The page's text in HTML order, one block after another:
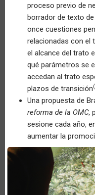
proceso previo de
borrador de texto
once cuestiones
relacionadas con el
el alcance del trato
qué parámetros se
accedan al trato
plazos de transición
Una propuesta de
reforma de la OMC,
sesione cada año,
aumentar la